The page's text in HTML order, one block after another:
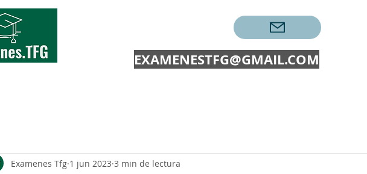
EXAMENESTFG@GMAIL.COM
Examenes Tfg 1 jun 2023 3 min de lectura